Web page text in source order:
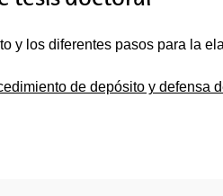
y los diferentes pasos para la
de depósito y defensa